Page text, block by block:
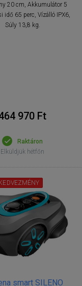
20 cm, Akkumulátor 5
idő 65 perc, Vízálló IPX6,
Súly 13,8 kg.
970 Ft
Raktáron
Elküldjük hétfőn
smart SILENO